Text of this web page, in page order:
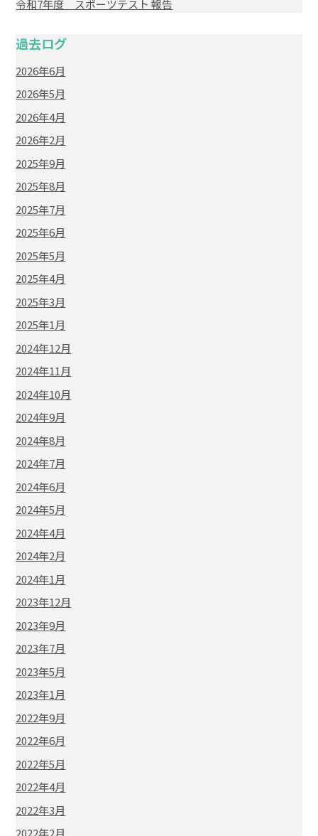
令和7年度 スポーツテスト 報告
過去ログ
2026年6月
2026年5月
2026年4月
2026年2月
2025年9月
2025年8月
2025年7月
2025年6月
2025年5月
2025年4月
2025年3月
2025年1月
2024年12月
2024年11月
2024年10月
2024年9月
2024年8月
2024年7月
2024年6月
2024年5月
2024年4月
2024年2月
2024年1月
2023年12月
2023年9月
2023年7月
2023年5月
2023年1月
2022年9月
2022年6月
2022年5月
2022年4月
2022年3月
2022年2月